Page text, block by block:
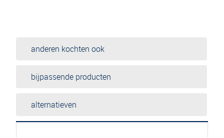
anderen kochten ook
bijpassende producten
alternatieven